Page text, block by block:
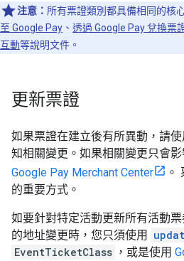
注意： 所有票證類別都具備相同的核
至 Google Pay 、 透過 Google Pay 兌換票
互動等說明文件。
更新票證
如果票證在建立後有所異動，請
知相關變更。如果相關變更只會
Google Pay Merchant Center
。
的重要方式。
如要針對特定活動更新所有活動
的地址變更時，您只須使用
EventTicketClass ，或是使用